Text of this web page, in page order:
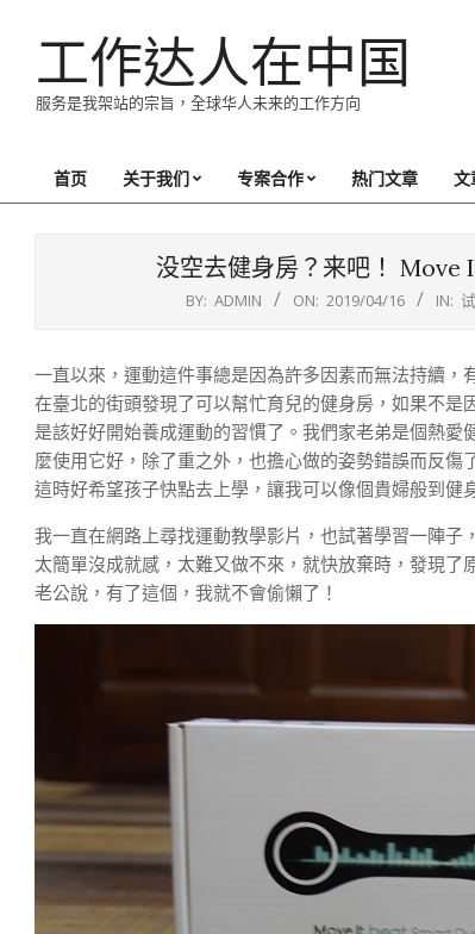
工作达人在中国
服务是我架站的宗旨，全球华人未来的工作方向
Primary
首页 关于我们 专案合作 热门文章 文
没空去健身房？来吧！ Move
BY: ADMIN ON: 2019/04/16 IN:
一直以來，運動這件事總是因為許多因素而無法持續
在臺北的街頭發現了可以幫忙育兒的健身房，如果不是
是該好好開始養成運動的習慣了。我們家老弟是個熱
麼使用它好，除了重之外，也擔心做的姿勢錯誤而反傷
這時好希望孩子快點去上學，讓我可以像個貴婦般到健
我一直在網路上尋找運動教學影片，也試著學習一陣子
太簡單沒成就感，太難又做不來，就快放棄時，發現
老公說，有了這個，我就不會偷懶了！